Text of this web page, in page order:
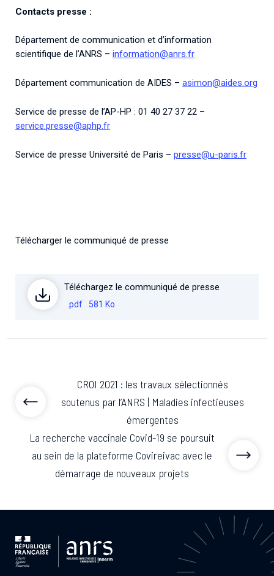
Contacts presse :
Département de communication et d’information
scientifique de l’ANRS – information@anrs.fr
Département communication de AIDES – asimon@aides.org
Service de presse de l’AP-HP : 01 40 27 37 22 –
service.presse@aphp.fr
Service de presse Université de Paris – presse@u-paris.fr
Télécharger le communiqué de presse
Téléchargez le communiqué de presse
.pdf 581 Ko
CROI 2021 : les travaux sélectionnés
soutenus par l’ANRS | Maladies infectieuses
émergentes
La recherche vaccinale Covid-19 se poursuit
au sein de la plateforme Covireivac avec le
démarrage de nouveaux projets